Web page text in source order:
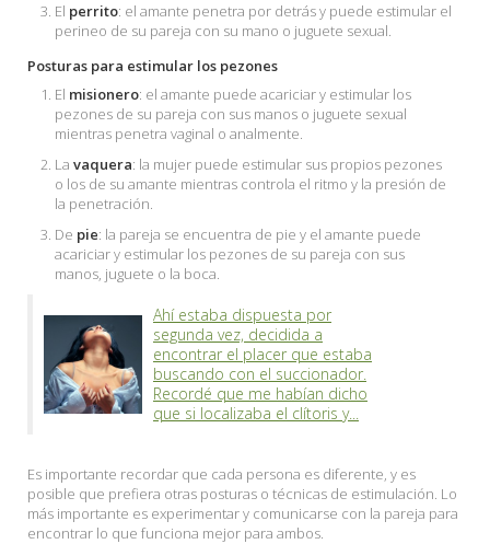
El perrito: el amante penetra por detrás y puede estimular el
perineo de su pareja con su mano o juguete sexual.
Posturas para estimular los pezones
El misionero: el amante puede acariciar y estimular los
pezones de su pareja con sus manos o juguete sexual
mientras penetra vaginal o analmente.
La vaquera: la mujer puede estimular sus propios pezones
o los de su amante mientras controla el ritmo y la presión de
la penetración.
De pie: la pareja se encuentra de pie y el amante puede
acariciar y estimular los pezones de su pareja con sus
manos, juguete o la boca.
Ahí estaba dispuesta por
segunda vez, decidida a
encontrar el placer que estaba
buscando con el succionador.
Recordé que me habían dicho
que si localizaba el clítoris y...
Es importante recordar que cada persona es diferente, y es
posible que prefiera otras posturas o técnicas de estimulación. Lo
más importante es experimentar y comunicarse con la pareja para
encontrar lo que funciona mejor para ambos.